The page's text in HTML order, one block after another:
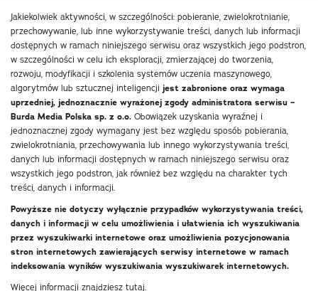
Jakiekolwiek aktywności, w szczególności: pobieranie, zwielokrotnianie,
przechowywanie, lub inne wykorzystywanie treści, danych lub informacji
dostępnych w ramach niniejszego serwisu oraz wszystkich jego podstron,
w szczególności w celu ich eksploracji, zmierzającej do tworzenia,
rozwoju, modyfikacji i szkolenia systemów uczenia maszynowego,
algorytmów lub sztucznej inteligencji jest zabronione oraz wymaga
uprzedniej, jednoznacznie wyrażonej zgody administratora serwisu –
Burda Media Polska sp. z o.o. Obowiązek uzyskania wyraźnej i
jednoznacznej zgody wymagany jest bez względu sposób pobierania,
zwielokrotniania, przechowywania lub innego wykorzystywania treści,
danych lub informacji dostępnych w ramach niniejszego serwisu oraz
wszystkich jego podstron, jak również bez względu na charakter tych
treści, danych i informacji.
Powyższe nie dotyczy wyłącznie przypadków wykorzystywania treści,
danych i informacji w celu umożliwienia i ułatwienia ich wyszukiwania
przez wyszukiwarki internetowe oraz umożliwienia pozycjonowania
stron internetowych zawierających serwisy internetowe w ramach
indeksowania wyników wyszukiwania wyszukiwarek internetowych.
Więcej informacji znajdziesz tutaj.